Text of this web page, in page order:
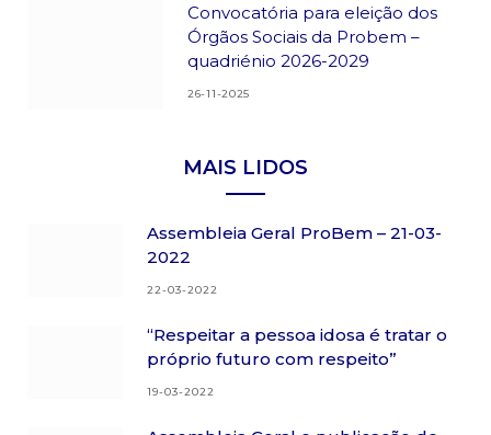
Convocatória para eleição dos
Órgãos Sociais da Probem –
quadriénio 2026-2029
26-11-2025
MAIS LIDOS
Assembleia Geral ProBem – 21-03-
2022
22-03-2022
“Respeitar a pessoa idosa é tratar o
próprio futuro com respeito”
19-03-2022